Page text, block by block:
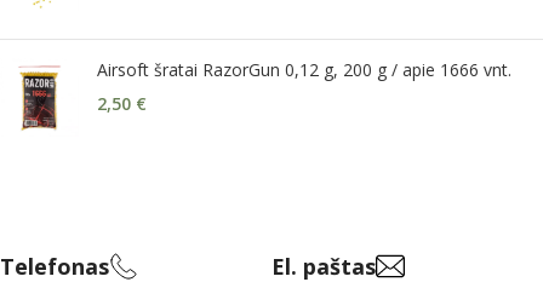
Airsoft šratai RazorGun 0,12 g, 200 g / apie 1666 vnt.
2,50 €
Telefonas El. paštas